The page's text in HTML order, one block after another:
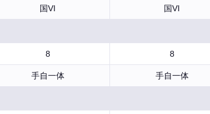
国VI 国VI
8 8
手自一体 手自一体